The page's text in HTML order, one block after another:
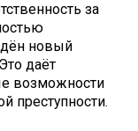
за
новый
даёт
возможности
преступности.